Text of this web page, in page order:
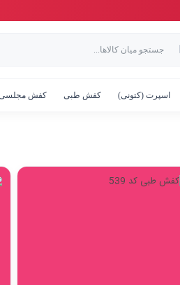
اسپرت (کتونی) کفش طبی کفش